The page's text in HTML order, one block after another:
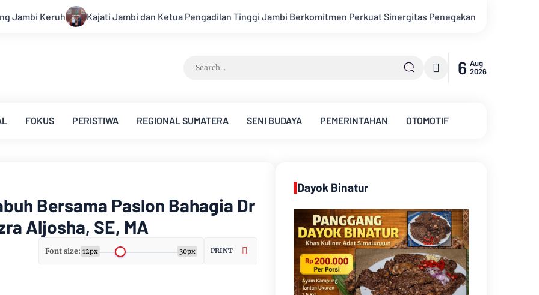
Ketua Pengadilan Tinggi Jambi Berkomitmen Perkuat Sinergitas Penegakan Hukum Bupati Kabupaten Muarojambi Buka
6 Aug
2026
FOKUS PERISTIWA REGIONAL SUMATERA SENI BUDAYA PEMERINTAHAN OTOMOTIF
Bersama Paslon Bahagia Dr
Aljosha, SE, MA
Font size: 12px 30px PRINT
Dayok Binatur